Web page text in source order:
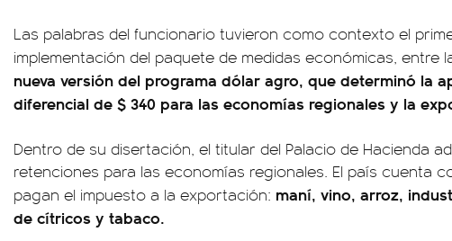
Las palabras del funcionario tuvieron como contexto el
implementación del paquete de medidas económicas, entre
nueva versión del programa dólar agro, que determinó la
diferencial de $ 340 para las economías regionales y la
Dentro de su disertación, el titular del Palacio de Hacienda
retenciones para las economías regionales. El país cuenta
pagan el impuesto a la exportación: maní, vino, arroz,
de cítricos y tabaco.